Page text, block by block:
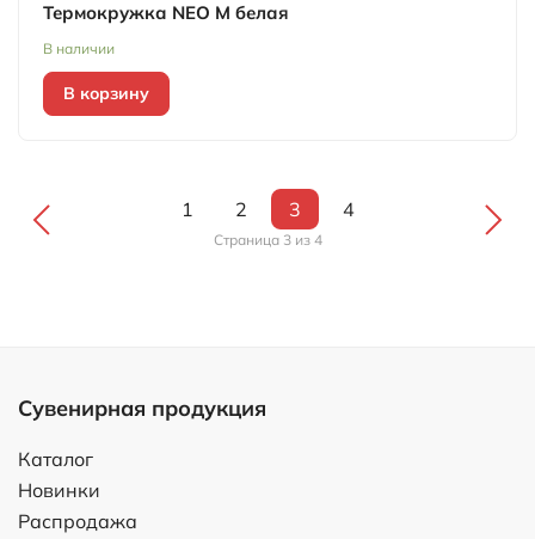
Термокружка NEO M белая
В наличии
В корзину
1 2 3 4
Страница 3 из 4
Сувенирная продукция
Каталог
Новинки
Распродажа